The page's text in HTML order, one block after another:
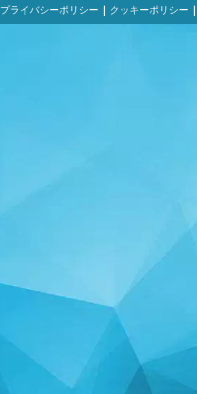
プライバシーポリシー | クッキーポリシー